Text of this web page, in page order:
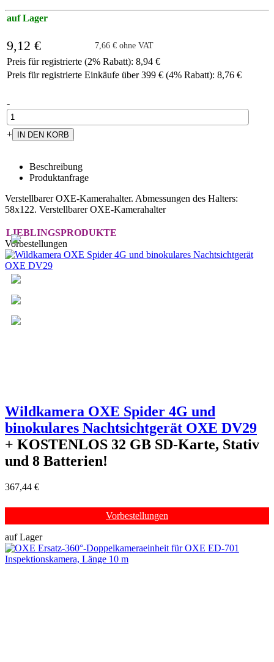
auf Lager
9,12 € 7,66 € ohne VAT
Preis für registrierte (2% Rabatt): 8,94 €
Preis für registrierte Einkäufe über 399 € (4% Rabatt): 8,76 €
-
+
Beschreibung
Produktanfrage
Verstellbarer OXE-Kamerahalter. Abmessungen des Halters:
58x122. Verstellbarer OXE-Kamerahalter
LIEBLINGSPRODUKTE
Vorbestellungen
Wildkamera OXE Spider 4G und
binokulares Nachtsichtgerät OXE DV29
+ KOSTENLOS 32 GB SD-Karte, Stativ
und 8 Batterien!
367,44 €
Vorbestellungen
auf Lager